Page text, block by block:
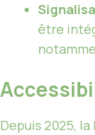
être
Depuis 2025,